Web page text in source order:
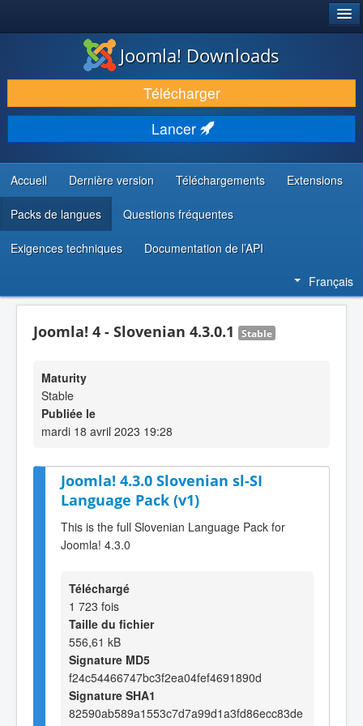
TÉLÉCHARGER & ÉTENDRE
DÉCOUVRIR & APPRENDRE
COMMUNAUTÉ & SUPPORT
RESSOURCES DÉVELOPPEURS
Joomla! Downloads
Télécharger
Lancer
Accueil Dernière version Téléchargements Extensions
Packs de langues Questions fréquentes
Exigences techniques Documentation de l’API
Français
Joomla! 4 - Slovenian 4.3.0.1 Stable
Maturity
Stable
Publiée le
mardi 18 avril 2023 19:28
Joomla! 4.3.0 Slovenian sl-SI
Language Pack (v1)
This is the full Slovenian Language Pack for
Joomla! 4.3.0
Téléchargé
1 723 fois
Taille du fichier
556,61 kB
Signature MD5
f24c54466747bc3f2ea04fef4691890d
Signature SHA1
82590ab589a1553c7d7a99d1a3fd86ecc83de